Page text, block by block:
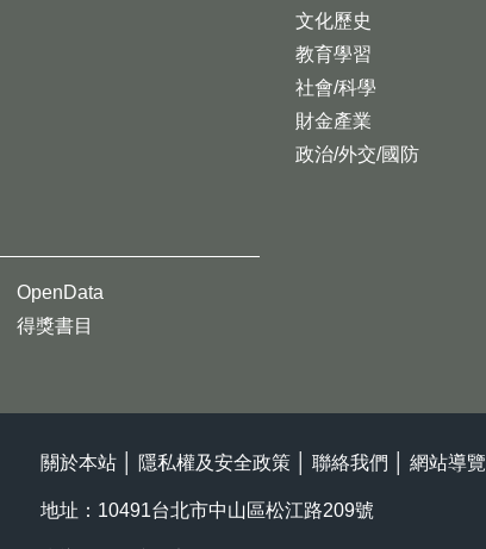
文化歷史
教育學習
社會/科學
財金產業
政治/外交/國防
OpenData
得獎書目
關於本站 隱私權及安全政策 聯絡我們 網站導覽
地址：10491台北市中山區松江路209號